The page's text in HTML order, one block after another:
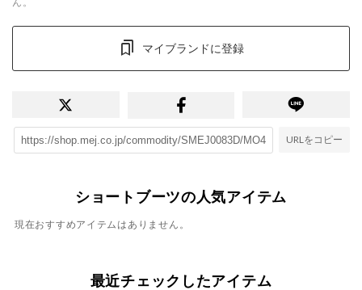
マイブランドに登録
URLをコピー
ショートブーツの人気アイテム
現在おすすめアイテムはありません。
最近チェックしたアイテム